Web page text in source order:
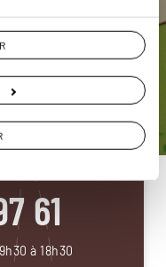
spécialiste Afrique
61
à 18h30